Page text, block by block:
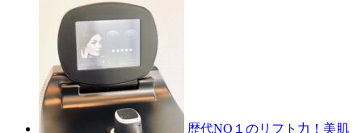
歴代NO１のリフト力！美肌